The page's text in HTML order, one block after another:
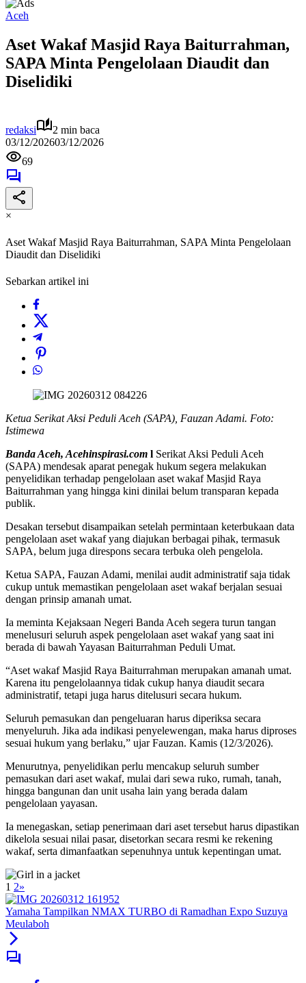
Aceh
Aset Wakaf Masjid Raya Baiturrahman,
SAPA Minta Pengelolaan Diaudit dan
Diselidiki
redaksi
2 min baca
03/12/202603/12/2026
69
×
Aset Wakaf Masjid Raya Baiturrahman, SAPA Minta Pengelolaan
Diaudit dan Diselidiki
Sebarkan artikel ini
Ketua Serikat Aksi Peduli Aceh (SAPA), Fauzan Adami. Foto:
Istimewa
Banda Aceh, Acehinspirasi.com l Serikat Aksi Peduli Aceh
(SAPA) mendesak aparat penegak hukum segera melakukan
penyelidikan terhadap pengelolaan aset wakaf Masjid Raya
Baiturrahman yang hingga kini dinilai belum transparan kepada
publik.
Desakan tersebut disampaikan setelah permintaan keterbukaan data
pengelolaan aset wakaf yang diajukan berbagai pihak, termasuk
SAPA, belum juga direspons secara terbuka oleh pengelola.
Ketua SAPA, Fauzan Adami, menilai audit administratif saja tidak
cukup untuk memastikan pengelolaan aset wakaf berjalan sesuai
dengan prinsip amanah umat.
Ia meminta Kejaksaan Negeri Banda Aceh segera turun tangan
menelusuri seluruh aspek pengelolaan aset wakaf yang saat ini
berada di bawah Yayasan Baiturrahman Peduli Umat.
“Aset wakaf Masjid Raya Baiturrahman merupakan amanah umat.
Karena itu pengelolaannya tidak cukup hanya diaudit secara
administratif, tetapi juga harus ditelusuri secara hukum.
Seluruh pemasukan dan pengeluaran harus diperiksa secara
menyeluruh. Jika ada indikasi penyelewengan, maka harus diproses
sesuai hukum yang berlaku,” ujar Fauzan. Kamis (12/3/2026).
Menurutnya, penyelidikan perlu mencakup seluruh sumber
pemasukan dari aset wakaf, mulai dari sewa ruko, rumah, tanah,
hingga bangunan dan unit usaha lain yang berada dalam
pengelolaan yayasan.
Ia menegaskan, setiap penerimaan dari aset tersebut harus dipastikan
dikelola sesuai nilai pasar, disetorkan secara resmi ke rekening
wakaf, serta dimanfaatkan sepenuhnya untuk kepentingan umat.
1 2»
Yamaha Tampilkan NMAX TURBO di Ramadhan Expo Suzuya
Meulaboh